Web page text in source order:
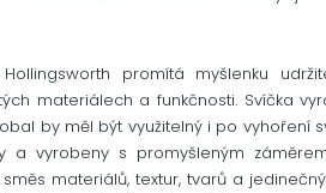
promítá myšlenku
materiálech a funkčnosti. Svíčka
by měl být využitelný i po vyhoření
a vyrobeny s promyšleným
materiálů, textur, tvarů a